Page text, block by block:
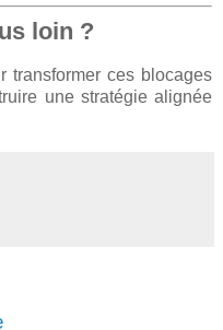
loin ?
transformer ces blocages
une stratégie alignée